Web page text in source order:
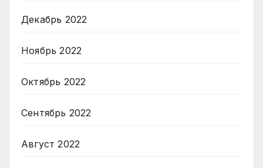
Декабрь 2022
Ноябрь 2022
Октябрь 2022
Сентябрь 2022
Август 2022